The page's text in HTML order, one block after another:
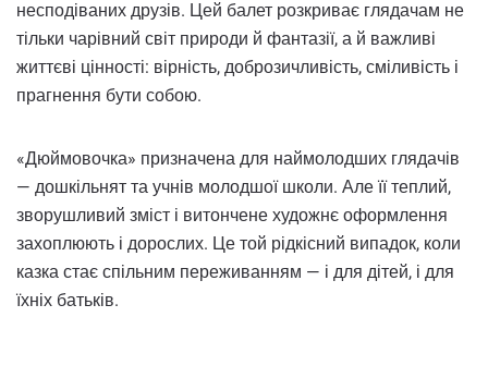
несподіваних друзів. Цей балет розкриває глядачам не
тільки чарівний світ природи й фантазії, а й важливі
життєві цінності: вірність, доброзичливість, сміливість і
прагнення бути собою.
«Дюймовочка» призначена для наймолодших глядачів
— дошкільнят та учнів молодшої школи. Але її теплий,
зворушливий зміст і витончене художнє оформлення
захоплюють і дорослих. Це той рідкісний випадок, коли
казка стає спільним переживанням — і для дітей, і для
їхніх батьків.